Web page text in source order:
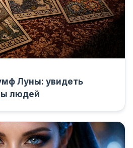
Луны: увидеть
людей